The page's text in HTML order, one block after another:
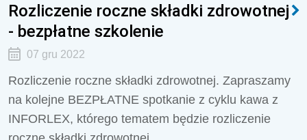
Rozliczenie roczne składki zdrowotnej
- bezpłatne szkolenie
07 gru 2022
Rozliczenie roczne składki zdrowotnej. Zapraszamy
na kolejne BEZPŁATNE spotkanie z cyklu kawa z
INFORLEX, którego tematem będzie rozliczenie